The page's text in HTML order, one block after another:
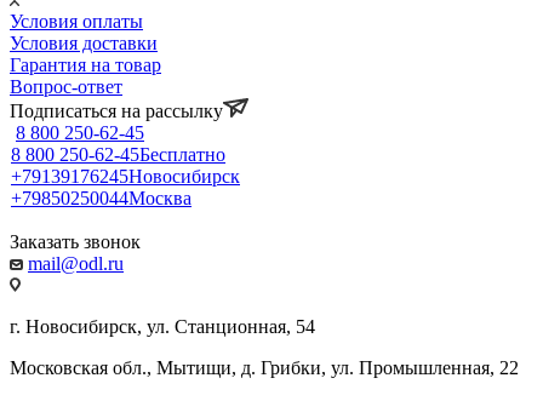
Условия оплаты
Условия доставки
Гарантия на товар
Вопрос-ответ
Подписаться на рассылку
8 800 250-62-45
8 800 250-62-45Бесплатно
+79139176245Новосибирск
+79850250044Москва
Заказать звонок
mail@odl.ru
г. Новосибирск, ул. Станционная, 54
Московская обл., Мытищи, д. Грибки, ул. Промышленная, 22